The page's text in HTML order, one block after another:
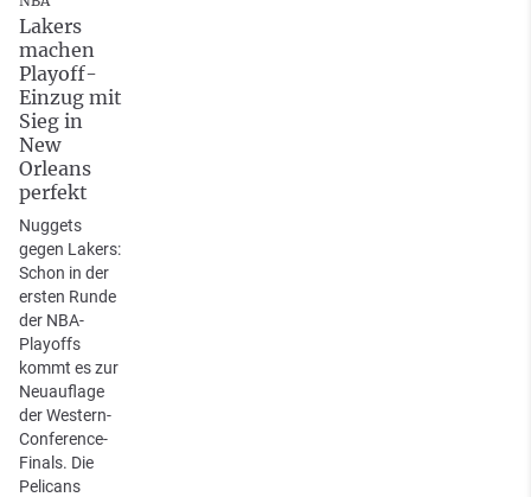
Lakers
machen
Playoff-
Einzug mit
Sieg in
New
Orleans
perfekt
Nuggets
gegen Lakers:
Schon in der
ersten Runde
der NBA-
Playoffs
kommt es zur
Neuauflage
der Western-
Conference-
Finals. Die
Pelicans